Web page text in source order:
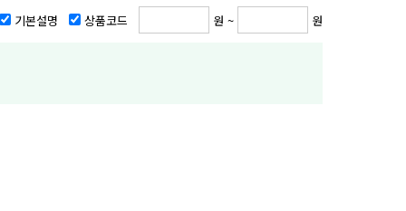
기본설명 상품코드 원 ~ 원